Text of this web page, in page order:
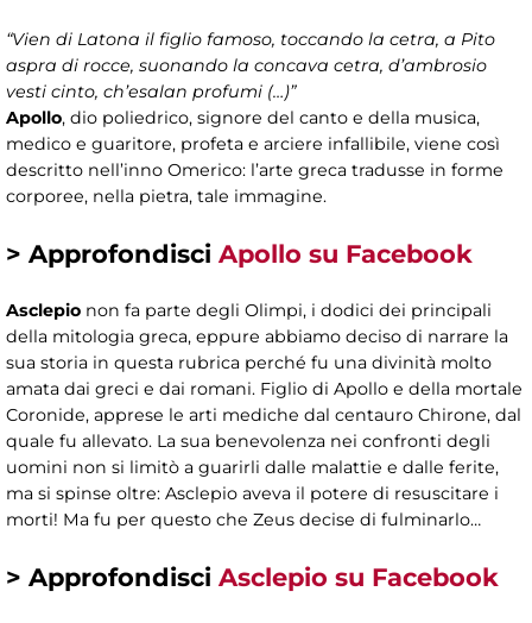
“Vien di Latona il figlio famoso, toccando la cetra, a Pito
aspra di rocce, suonando la concava cetra, d’ambrosio
vesti cinto, ch’esalan profumi (…)”
Apollo, dio poliedrico, signore del canto e della musica,
medico e guaritore, profeta e arciere infallibile, viene così
descritto nell’inno Omerico: l’arte greca tradusse in forme
corporee, nella pietra, tale immagine.
> Approfondisci Apollo su Facebook
Asclepio non fa parte degli Olimpi, i dodici dei principali
della mitologia greca, eppure abbiamo deciso di narrare la
sua storia in questa rubrica perché fu una divinità molto
amata dai greci e dai romani. Figlio di Apollo e della mortale
Coronide, apprese le arti mediche dal centauro Chirone, dal
quale fu allevato. La sua benevolenza nei confronti degli
uomini non si limitò a guarirli dalle malattie e dalle ferite,
ma si spinse oltre: Asclepio aveva il potere di resuscitare i
morti! Ma fu per questo che Zeus decise di fulminarlo…
> Approfondisci Asclepio su Facebook